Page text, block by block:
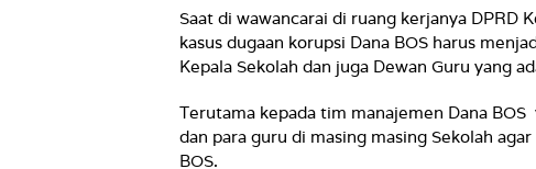
Saat di wawancarai di ruang kerjanya DPRD
kasus dugaan korupsi Dana BOS harus
Kepala Sekolah dan juga Dewan Guru yang
Terutama kepada tim manajemen Dana
dan para guru di masing masing Sekolah
BOS.